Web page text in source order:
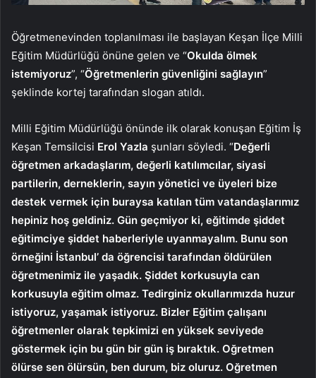
Öğretmenevinden toplanılması ile başlayan Keşan İlçe Milli
Eğitim Müdürlüğü önüne gelen ve “Okulda ölmek
istemiyoruz”, “Öğretmenlerin güvenliğini sağlayın”
şeklinde kortej tarafından slogan atıldı.
Milli Eğitim Müdürlüğü önünde ilk olarak konuşan Eğitim İş
Keşan Temsilcisi Erol Yazla şunları söyledi. “Değerli
öğretmen arkadaşlarım, değerli katılımcılar, siyasi
partilerin, derneklerin, sayın yönetici ve üyeleri bize
destek vermek için buraysa katılan tüm vatandaşlarımız
hepiniz hoş geldiniz. Gün geçmiyor ki, eğitimde şiddet
eğitimciye şiddet haberleriyle uyanmayalım. Bunu son
örneğini İstanbul’ da öğrencisi tarafından öldürülen
öğretmenimiz ile yaşadık. Şiddet korkusuyla can
korkusuyla eğitim olmaz. Tedirginiz okullarımızda huzur
istiyoruz, yaşamak istiyoruz. Bizler Eğitim çalışanı
öğretmenler olarak tepkimizi en yüksek seviyede
göstermek için bu gün bir gün iş bıraktık. Oğretmen
ölürse sen ölürsün, ben durum, biz oluruz. Oğretmen